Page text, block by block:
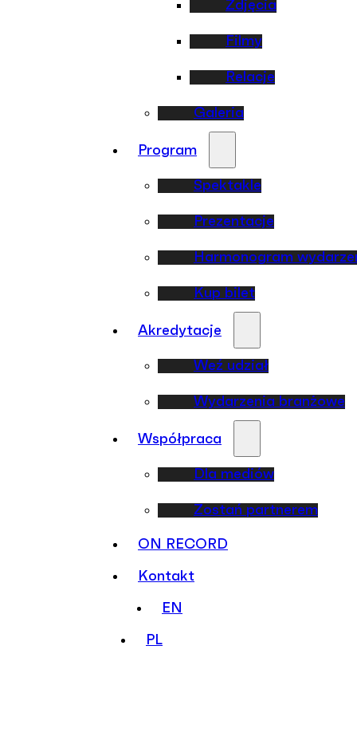
Zdjęcia
Filmy
Relacje
Galeria
Program
Spektakle
Prezentacje
Harmonogram
Kup bilet
Akredytacje
Weź udział
Wydarzenia branżowe
Współpraca
Dla mediów
Zostań partnerem
ON RECORD
Kontakt
EN
PL